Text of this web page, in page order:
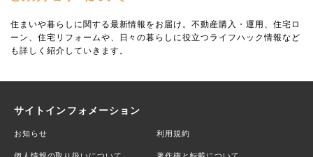
住まいや暮らしに関する最新情報をお届け。不動産購入・運用、住宅ロ
ーン、住宅リフォームや、日々の暮らしに役立つライフハック情報など
も詳しく紹介していきます。
サイトインフォメーション
お知らせ 利用規約